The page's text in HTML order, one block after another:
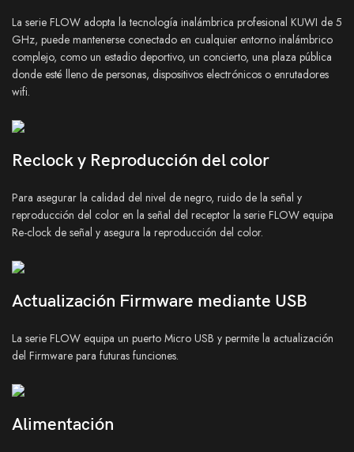
La serie FLOW adopta la tecnología inalámbrica profesional KUWI de 5
GHz, puede mantenerse conectado en cualquier entorno inalámbrico
complejo, como un estadio deportivo, un concierto, una plaza pública
donde esté lleno de personas, dispositivos electrónicos o enrutadores
wifi.
Reclock y Reproducción del color
Para asegurar la calidad del nivel de negro, ruido de la señal y
reproducción del color en la señal del receptor la serie FLOW equipa
Re-clock de señal y asegura la reproducción del color.
Actualización Firmware mediante USB
La serie FLOW equipa un puerto Micro USB y permite la actualización
del Firmware para futuras funciones.
Alimentación